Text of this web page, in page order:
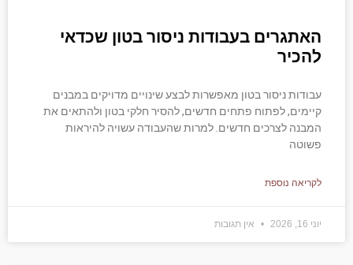
האתגרים בעבודות ניסור בטון שכדאי
להכיר
עבודות ניסור בטון מאפשרות לבצע שינויים מדויקים במבנים
קיימים, לפתוח פתחים חדשים, להסיר חלקי בטון ולהתאים את
המבנה לצרכים חדשים. למרות שהעבודה עשויה להיראות
פשוטה
לקריאה נוספת
יוני 16, 2026 אין תגובות